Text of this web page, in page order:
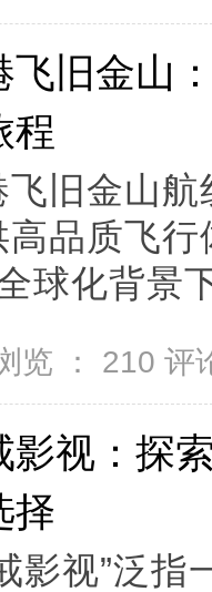
飞旧金山
程
飞旧金山
高品质飞
球化背景
览 ： 210 评
影视：探
择
影视”泛